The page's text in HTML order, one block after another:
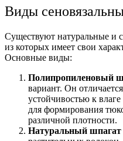
Виды
Существуют натуральные и
из которых имеет свои
Основные виды:
Полипропиленовый
вариант. Он
устойчивостью к
для формирования
различной плотности.
Натуральный шпагат